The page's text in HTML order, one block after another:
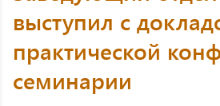
выступил с
практической
семинарии